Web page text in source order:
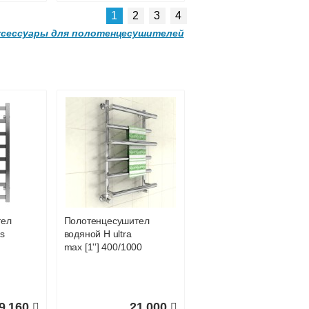
689
Комплект
подключения
LM03412SW с
квадратными
вентилями, белый
8 188
Подробнее
1 2 3 4
для полотенцесушителей
Полотенцесушитель
водяной H ultra
max [1''] 400/1000